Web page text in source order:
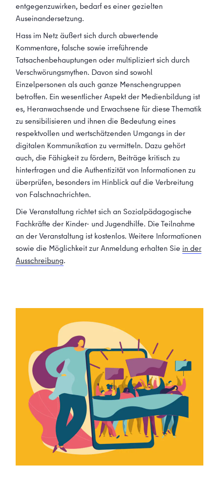
entgegenzuwirken, bedarf es einer gezielten
Auseinandersetzung.
Hass im Netz äußert sich durch abwertende
Kommentare, falsche sowie irreführende
Tatsachenbehauptungen oder multipliziert sich durch
Verschwörungsmythen. Davon sind sowohl
Einzelpersonen als auch ganze Menschengruppen
betroffen. Ein wesentlicher Aspekt der Medienbildung ist
es, Heranwachsende und Erwachsene für diese Thematik
zu sensibilisieren und ihnen die Bedeutung eines
respektvollen und wertschätzenden Umgangs in der
digitalen Kommunikation zu vermitteln. Dazu gehört
auch, die Fähigkeit zu fördern, Beiträge kritisch zu
hinterfragen und die Authentizität von Informationen zu
überprüfen, besonders im Hinblick auf die Verbreitung
von Falschnachrichten.
Die Veranstaltung richtet sich an Sozialpädagogische
Fachkräfte der Kinder- und Jugendhilfe. Die Teilnahme
an der Veranstaltung ist kostenlos. Weitere Informationen
sowie die Möglichkeit zur Anmeldung erhalten Sie in der
Ausschreibung.